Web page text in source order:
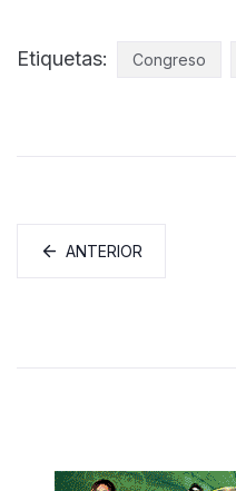
Etiquetas: Congreso
ANTERIOR